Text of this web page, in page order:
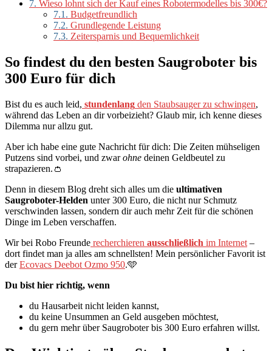
7. Wieso lohnt sich der Kauf eines Robotermodelles bis 300€?
7.1. Budgetfreundlich
7.2. Grundlegende Leistung
7.3. Zeitersparnis und Bequemlichkeit
So findest du den besten Saugroboter bis
300 Euro für dich
Bist du es auch leid, stundenlang den Staubsauger zu schwingen,
während das Leben an dir vorbeizieht? Glaub mir, ich kenne dieses
Dilemma nur allzu gut.
Aber ich habe eine gute Nachricht für dich: Die Zeiten mühseligen
Putzens sind vorbei, und zwarohne deinen Geldbeutel zu
strapazieren.👛
Denn in diesem Blog dreht sich alles um die ultimativen
Saugroboter-Helden unter 300 Euro, die nicht nur Schmutz
verschwinden lassen, sondern dir auch mehr Zeit für die schönen
Dinge im Leben verschaffen.
Wir bei Robo Freunde recherchieren ausschließlich im Internet –
dort findet man ja alles am schnellsten! Mein persönlicher Favorit ist
derEcovacs Deebot Ozmo 950.🩵
Du bist hier richtig, wenn
du Hausarbeit nicht leiden kannst,
du keine Unsummen an Geld ausgeben möchtest,
du gern mehr über Saugroboter bis 300 Euro erfahren willst.